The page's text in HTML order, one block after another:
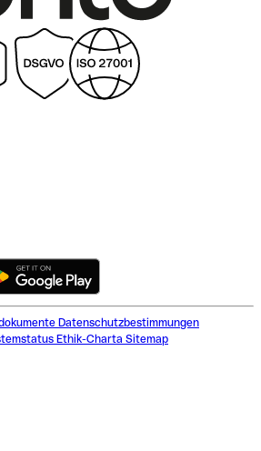
Datenschutzbestimmungen
Ethik-Charta Sitemap